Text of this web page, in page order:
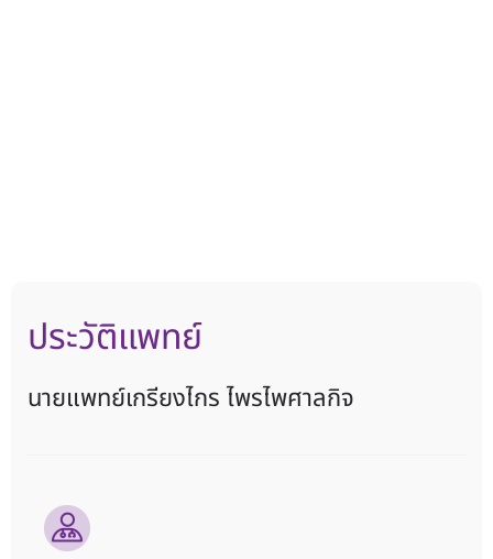
ประวัติแพทย์
นายแพทย์เกรียงไกร ไพรไพศาลกิจ